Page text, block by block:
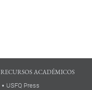
RECURSOS ACADÉMICOS
USFQ Press